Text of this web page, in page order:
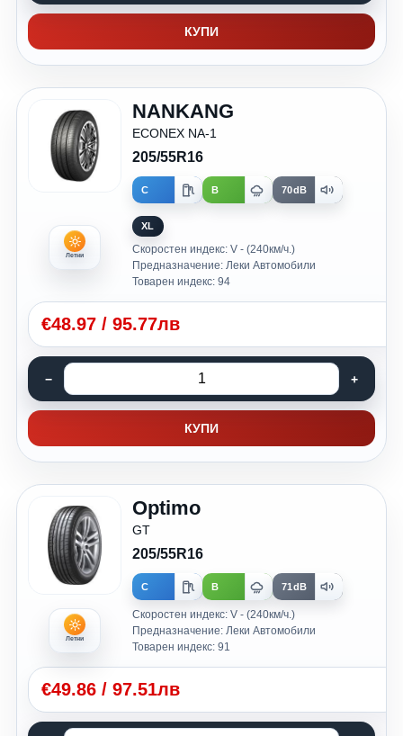
КУПИ
Летни
NANKANG
ECONEX NA-1
205/55R16
C B 70dB
XL
Скоростен индекс: V - (240км/ч.)
Предназначение: Леки Автомобили
Товарен индекс: 94
€48.97 / 95.77лв
КУПИ
Летни
Optimo
GT
205/55R16
C B 71dB
Скоростен индекс: V - (240км/ч.)
Предназначение: Леки Автомобили
Товарен индекс: 91
€49.86 / 97.51лв